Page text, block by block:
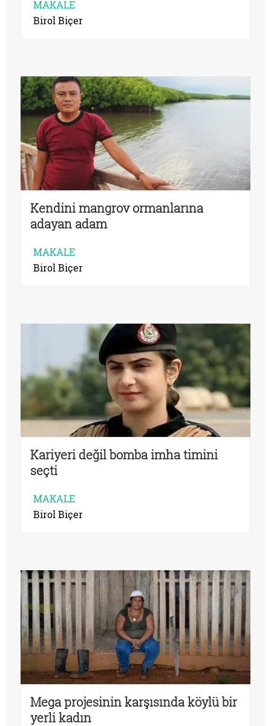
MAKALE
Birol Biçer
Kendini mangrov ormanlarına
adayan adam
MAKALE
Birol Biçer
Kariyeri değil bomba imha timini
seçti
MAKALE
Birol Biçer
Mega projesinin karşısında köylü bir
yerli kadın